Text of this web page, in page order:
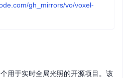
gh_mirrors/vo/voxel-
用于实时全局光照的开源项目。该